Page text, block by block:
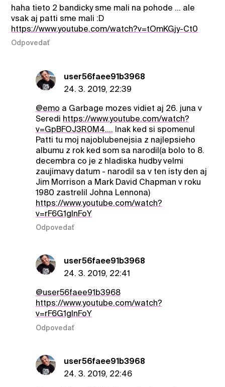
haha tieto 2 bandicky sme mali na pohode ... ale
vsak aj patti sme mali :D
https://www.youtube.com/watch?v=tOmKGjy-Ct0
Odpovedať
user56faee91b3968
24. 3. 2019, 22:39
@emo a Garbage mozes vidiet aj 26. juna v
Seredi https://www.youtube.com/watch?
v=GpBFOJ3R0M4.... Inak ked si spomenul
Patti tu moj najoblubenejsia z najlepsieho
albumu z rok ked som sa narodil(a bolo to 8.
decembra co je z hladiska hudby velmi
zaujimavy datum - narodil sa v ten isty den aj
Jim Morrison a Mark David Chapman v roku
1980 zastrelil Johna Lennona)
https://www.youtube.com/watch?
v=rF6G1gInFoY
Odpovedať
user56faee91b3968
24. 3. 2019, 22:41
@user56faee91b3968
https://www.youtube.com/watch?
v=rF6G1glnFoY
Odpovedať
user56faee91b3968
24. 3. 2019, 22:46